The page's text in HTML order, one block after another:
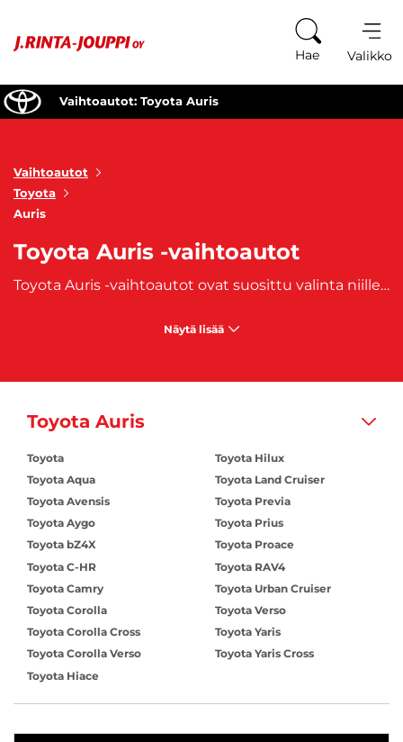
Hae Valikko
Vaihtoautot: Toyota Auris
Vaihtoautot
Toyota
Auris
Toyota Auris -vaihtoautot
Toyota Auris -vaihtoautot ovat suosittu valinta niille, jotka etsivät monipuolista ja taloudellista ajoneuvoa, joka
Näytä lisää
Toyota Auris
Toyota
Toyota Aqua
Toyota Avensis
Toyota Aygo
Toyota bZ4X
Toyota C-HR
Toyota Camry
Toyota Corolla
Toyota Corolla Cross
Toyota Corolla Verso
Toyota Hiace
Toyota Hilux
Toyota Land Cruiser
Toyota Previa
Toyota Prius
Toyota Proace
Toyota RAV4
Toyota Urban Cruiser
Toyota Verso
Toyota Yaris
Toyota Yaris Cross